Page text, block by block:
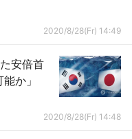
2020/8/28(Fr) 14:49
安倍首
か」
2020/8/28(Fr) 14:48